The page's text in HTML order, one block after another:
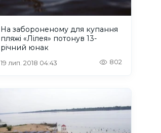
На забороненому для купання
пляжі «Лілея» потонув 13-
річний юнак
19 лип. 2018 04:43 802